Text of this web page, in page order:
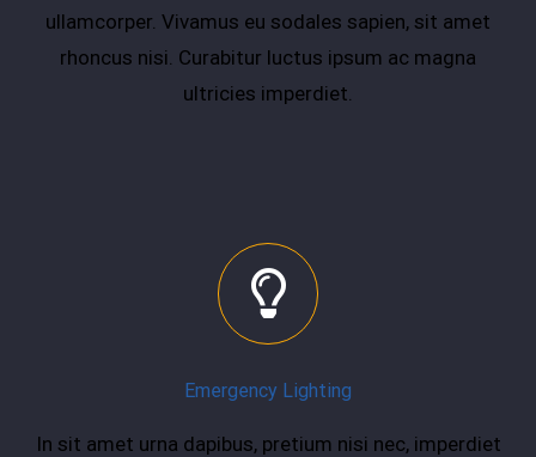
ullamcorper. Vivamus eu sodales sapien, sit amet
rhoncus nisi. Curabitur luctus ipsum ac magna
ultricies imperdiet.
Emergency Lighting
In sit amet urna dapibus, pretium nisi nec, imperdiet